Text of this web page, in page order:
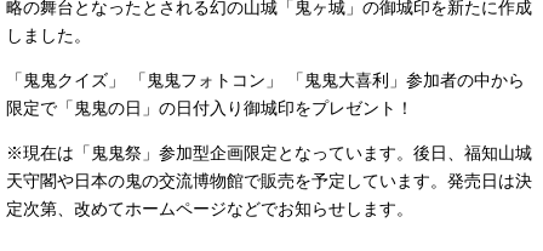
略の舞台となったとされる幻の山城「鬼ヶ城」の御城印を新たに作成
しました。
「鬼鬼クイズ」 「鬼鬼フォトコン」 「鬼鬼大喜利」参加者の中から
限定で「鬼鬼の日」の日付入り御城印をプレゼント！
※現在は「鬼鬼祭」参加型企画限定となっています。後日、福知山城
天守閣や日本の鬼の交流博物館で販売を予定しています。発売日は決
定次第、改めてホームページなどでお知らせします。